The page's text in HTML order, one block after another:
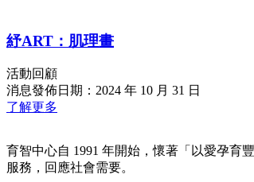
紓ART：肌理畫
活動回顧
消息發佈日期：2024 年 10 月 31 日
了解更多
育智中心自 1991 年開始，懷著「以愛孕育
服務，回應社會需要。